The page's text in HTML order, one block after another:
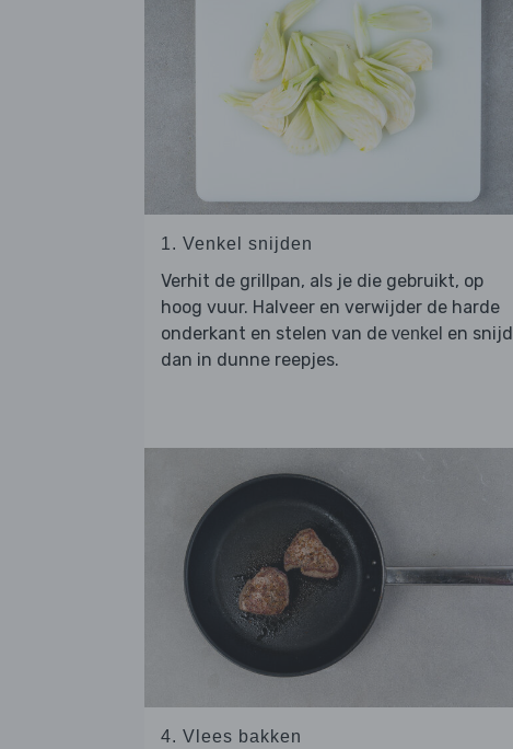
1. Venkel snijden
Verhit de grillpan, als je die gebruikt, op
hoog vuur. Halveer en verwijder de harde
onderkant en stelen van de venkel en snijd
dan in dunne reepjes.
4. Vlees bakken